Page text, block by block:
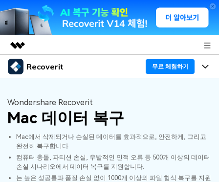
주요 제품
유틸리티
개요
솔루션
회사 소개
뉴스룸
플랜 및 가격
Recoverit 무료 체험하기
Recoverit - Windows 버전
선도적인 데이터 복구 전문가
무료 체험
기능
미디어 복구하기
문서 복구하기
복구 Tips
외장 저장장치 복구
리커버릿 개요
Wondershare Recoverit
Mac 데이터 복구
Mac에서 삭제되거나 손실된 데이터를 효과적으로, 안전하게, 그리고
완전히 복구합니다.
컴퓨터 충돌, 파티션 손실, 우발적인 인적 오류 등 500개 이상의 데이터
손실 시나리오에서 데이터 복구를 지원합니다.
는 높은 성공률과 품질 손실 없이 1000개 이상의 파일 형식 복구를 지원